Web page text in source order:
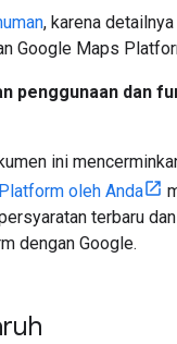
, karena
Google Maps
penggunaan dan
ini
oleh Anda
terbaru
dengan Google.